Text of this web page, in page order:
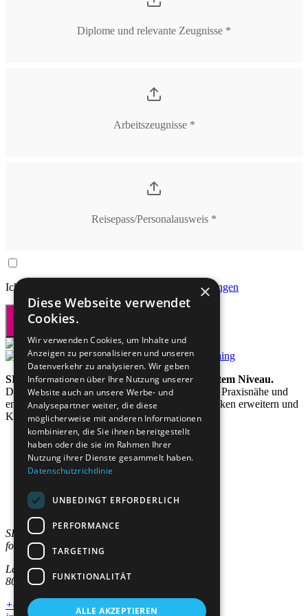
Diplome und relevante Zeugnisse *
Arbeitszeugnisse *
Reisepass/Personalausweis *
Ich akzeptiere die allgemeinen Geschäftsbedingungen
SIAL steht für lebenslanges Lernen auf höchstem Niveau.
Das Institut verbindet akademische Exzellenz mit Praxisnähe und
entwickelt Programme, die Wissen vertiefen, Denken erweitern und
Karrieren nachhaltig gestalten.
Studienangebote
Für Unternehmen
Institut
SIAL Swiss Institut
for Advanced Learning AG
Lagerstrasse 5
8004 Zürich
+41 44 244 10 00
×
Diese Webseite verwendet
Cookies.
Wir verwenden Cookies, um Inhalte und
Anzeigen zu personalisieren und unseren
Datenverkehr zu analysieren. Wir geben
Informationen über Ihre Nutzung unserer
Website auch an unsere Werbe- und
Analysepartner weiter, die diese
möglicherweise mit anderen Informationen
kombinieren, die Sie ihnen bereitgestellt
haben oder die sie im Rahmen Ihrer
Nutzung ihrer Dienste gesammelt haben.
Datenschutzrichtlinie
UNBEDINGT ERFORDERLICH
PERFORMANCE
TARGETING
FUNKTIONALITÄT
ALLE AKZEPTIEREN